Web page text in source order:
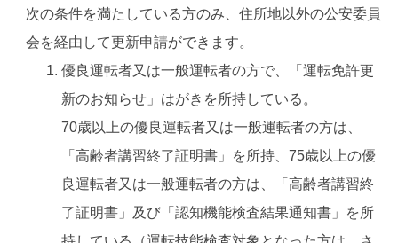
次の条件を満たしている方のみ、住所地以外の公安委員
会を経由して更新申請ができます。
優良運転者又は一般運転者の方で、「運転免許更
新のお知らせ」はがきを所持している。
70歳以上の優良運転者又は一般運転者の方は、
「高齢者講習終了証明書」を所持、75歳以上の優
良運転者又は一般運転者の方は、「高齢者講習終
了証明書」及び「認知機能検査結果通知書」を所